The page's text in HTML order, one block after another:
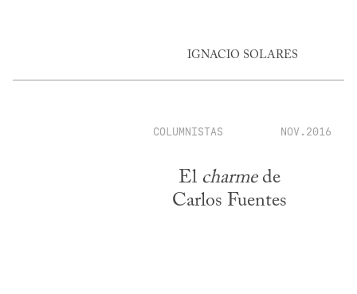
IGNACIO SOLARES
COLUMNISTAS NOV.2016
El charmede
Carlos Fuentes